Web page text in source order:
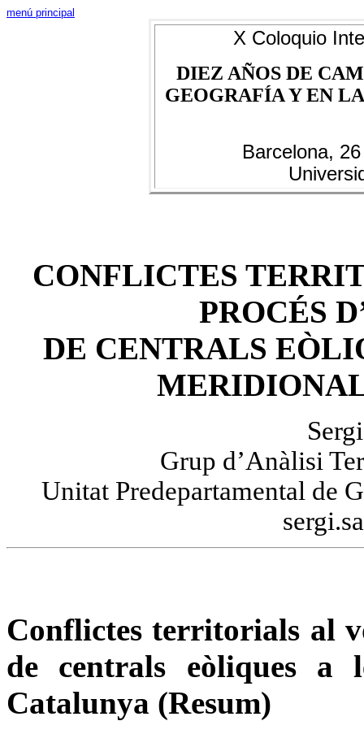
menú principal
X Coloquio
DIEZ AÑOS DE
GEOGRAFÍA Y EN
Barcelona,
CONFLICTES
PROCÉS
DE CENTRALS
Grup d’Anàlisi
Unitat Predepartamental de
Conflictes territorials al
de centrals eòliques a
Catalunya (Resum)